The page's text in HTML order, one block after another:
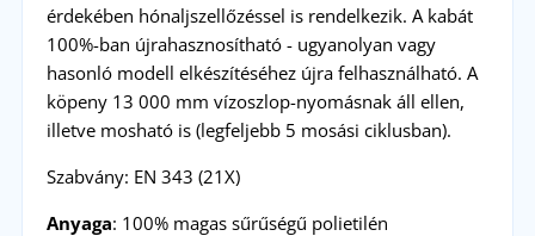
érdekében hónaljszellőzéssel is rendelkezik. A kabát
100%-ban újrahasznosítható - ugyanolyan vagy
hasonló modell elkészítéséhez újra felhasználható. A
köpeny 13 000 mm vízoszlop-nyomásnak áll ellen,
illetve mosható is (legfeljebb 5 mosási ciklusban).
Szabvány: EN 343 (21X)
Anyaga: 100% magas sűrűségű polietilén